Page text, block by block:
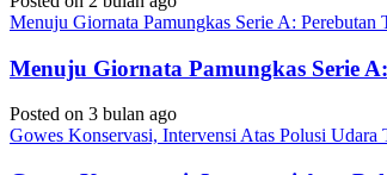
Menuju Giornata Pamungkas Serie A:
Menuju Giornata Pamungkas Serie
Posted on 3 bulan ago
Gowes Konservasi, Intervensi Atas Polusi